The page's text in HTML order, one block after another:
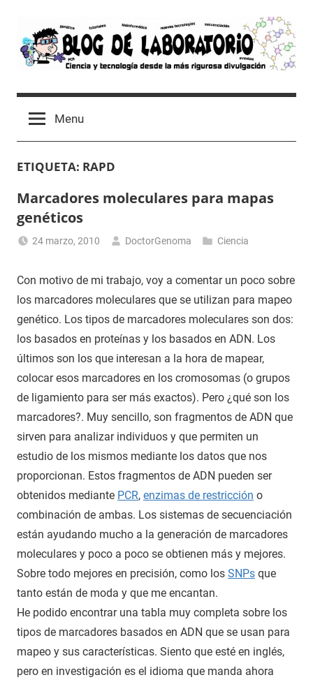
content
Blog
de
Laboratorio
Tutoriales,
Ocio
un
Laboratorio
de
Menu
ETIQUETA: RAPD
Marcadores moleculares para mapas
genéticos
24 marzo, 2010 DoctorGenoma Ciencia
Con motivo de mi trabajo, voy a comentar un poco sobre
los marcadores moleculares que se utilizan para mapeo
genético. Los tipos de marcadores moleculares son dos:
los basados en proteínas y los basados en ADN. Los
últimos son los que interesan a la hora de mapear,
colocar esos marcadores en los cromosomas (o grupos
de ligamiento para ser más exactos). Pero ¿qué son los
marcadores?. Muy sencillo, son fragmentos de ADN que
sirven para analizar individuos y que permiten un
estudio de los mismos mediante los datos que nos
proporcionan. Estos fragmentos de ADN pueden ser
obtenidos mediante PCR, enzimas de restricción o
combinación de ambas. Los sistemas de secuenciación
están ayudando mucho a la generación de marcadores
moleculares y poco a poco se obtienen más y mejores.
Sobre todo mejores en precisión, como los SNPs que
tanto están de moda y que me encantan.
He podido encontrar una tabla muy completa sobre los
tipos de marcadores basados en ADN que se usan para
mapeo y sus características. Siento que esté en inglés,
pero en investigación es el idioma que manda ahora